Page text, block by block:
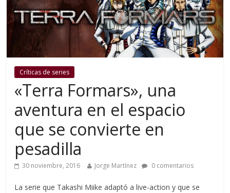
Críticas de series
«Terra Formars», una
aventura en el espacio
que se convierte en
pesadilla
30 noviembre, 2016 Jorge Martínez 0 comentarios
La serie que Takashi Miike adaptó a live-action y que se